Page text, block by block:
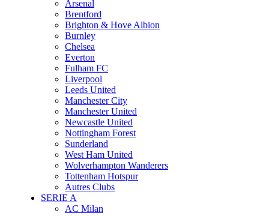
Arsenal
Brentford
Brighton & Hove Albion
Burnley
Chelsea
Everton
Fulham FC
Liverpool
Leeds United
Manchester City
Manchester United
Newcastle United
Nottingham Forest
Sunderland
West Ham United
Wolverhampton Wanderers
Tottenham Hotspur
Autres Clubs
SERIE A
AC Milan